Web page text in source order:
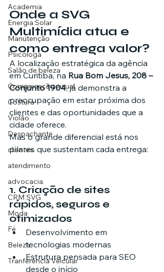
Academia
Energia Solar
Manutenção
Psicóloga
Salão de beleza
Comunicação visual
Costura
Violão
Despachante
clientes
atendimento
advocacia
CRM SVG
Moda
Fé
Beleza
Tranferência Veicular
Onde a SVG
Multimídia atua e
como entrega valor?
A localização estratégica da agência
em Curitiba, na Rua Bom Jesus, 208 –
Conjunto 1904, já demonstra a
preocupação em estar próxima dos
clientes e das oportunidades que a
cidade oferece.
Mas o grande diferencial está nos
pilares que sustentam cada entrega:
1. Criação de sites
rápidos, seguros e
otimizados
Desenvolvimento em
tecnologias modernas
Estrutura pensada para SEO
desde o início